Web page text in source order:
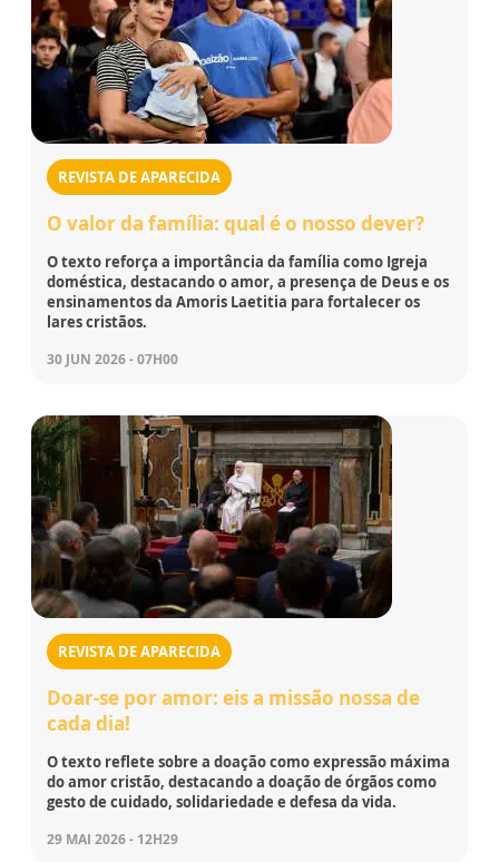
REVISTA DE APARECIDA
O valor da família: qual é o nosso dever?
O texto reforça a importância da família como Igreja
doméstica, destacando o amor, a presença de Deus e os
ensinamentos da Amoris Laetitia para fortalecer os
lares cristãos.
30 JUN 2026 - 07H00
REVISTA DE APARECIDA
Doar-se por amor: eis a missão nossa de
cada dia!
O texto reflete sobre a doação como expressão máxima
do amor cristão, destacando a doação de órgãos como
gesto de cuidado, solidariedade e defesa da vida.
29 MAI 2026 - 12H29